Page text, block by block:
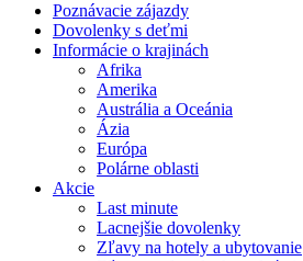
Poznávacie zájazdy
Dovolenky s deťmi
Informácie o krajinách
Afrika
Amerika
Austrália a Oceánia
Ázia
Európa
Polárne oblasti
Akcie
Last minute
Lacnejšie dovolenky
Zľavy na hotely a ubytovanie